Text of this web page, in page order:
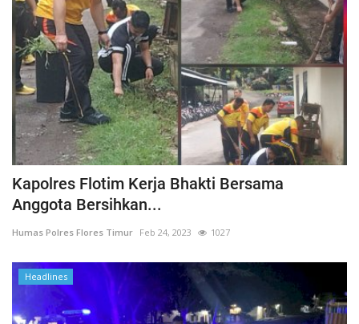
Kapolres Flotim Kerja Bhakti Bersama
Anggota Bersihkan...
Humas Polres Flores Timur Feb 24, 2023 1027
Headlines